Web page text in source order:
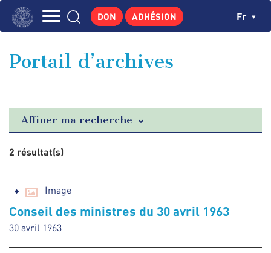
Aller
principale
GEORGES POMPIDOU
PUBLICATIONS
ACTUALITÉS
DON ADHÉSION Fr
Portail d’archives
Affiner ma recherche
2 résultat(s)
Image
Conseil des ministres du 30 avril 1963
30 avril 1963
Panneau de gestion des cookies